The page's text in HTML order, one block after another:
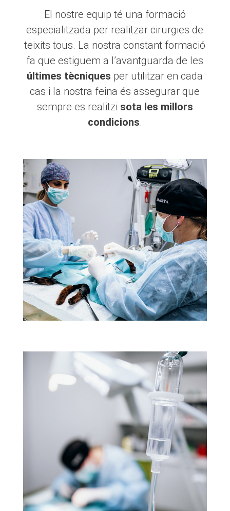
El nostre equip té una formació
especialitzada per realitzar cirurgies de
teixits tous. La nostra constant formació
fa que estiguem a l’avantguarda de les
últimes tècniques per utilitzar en cada
cas i la nostra feina és assegurar que
sempre es realitzi sota les millors
condicions.